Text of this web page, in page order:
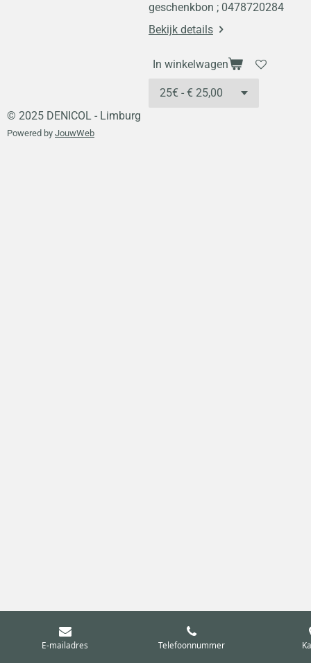
geschenkbon ; 0478720284
Bekijk details
In winkelwagen
© 2025 DENICOL - Limburg
Powered by JouwWeb
E-mailadres Telefoonnummer